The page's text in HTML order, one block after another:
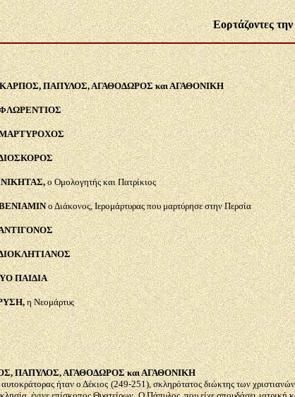
Εορτάζοντες
ΚΑΡΠΟΣ, ΠΑΠΥΛΟΣ, ΑΓΑΘΟΔΩΡΟΣ και ΑΓΑΘΟΝΙΚΗ
ο Ομολογητής και Πατρίκιος
ο Διάκονος, Ιερομάρτυρας που μαρτύρησε στην Περσία
ΠΑΙΔΙΑ
η Νεομάρτυς
ΠΑΠΥΛΟΣ, ΑΓΑΘΟΔΩΡΟΣ και ΑΓΑΘΟΝΙΚΗ
ήταν ο Δέκιος (249-251), σκληρότατος διώκτης των